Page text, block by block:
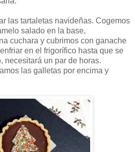
las tartaletas navideñas. Cogemos
salado en la base,
cuchara y cubrimos con ganache
en el frigorífico hasta que se
necesitará un par de horas.
las galletas por encima y